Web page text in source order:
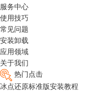
服务中心
使用技巧
常见问题
安装卸载
应用领域
关于我们
热门点击
冰点还原标准版安装教程